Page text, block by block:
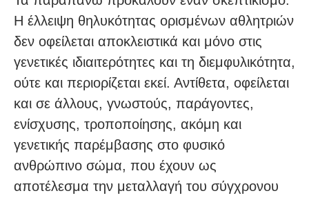
Η έλλειψη θηλυκότητας ορισμένων αθλητριών
δεν οφείλεται αποκλειστικά και μόνο στις
γενετικές ιδιαιτερότητες και τη διεμφυλικότητα,
ούτε και περιορίζεται εκεί. Αντίθετα, οφείλεται
και σε άλλους, γνωστούς, παράγοντες,
ενίσχυσης, τροποποίησης, ακόμη και
γενετικής παρέμβασης στο φυσικό
ανθρώπινο σώμα, που έχουν ως
αποτέλεσμα την μεταλλαγή του σύγχρονου